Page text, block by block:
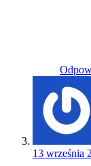
13 września